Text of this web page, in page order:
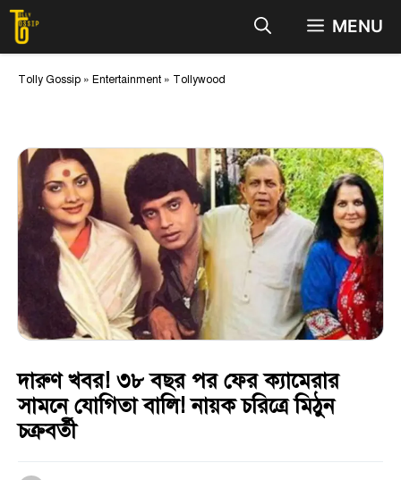
Skip
content
MENU
Tolly Gossip » Entertainment » Tollywood
দারুণ খবর! ৩৮ বছর পর ফের ক্যামেরার
সামনে যোগিতা বালি! নায়ক চরিত্রে মিঠুন
চক্রবর্তী